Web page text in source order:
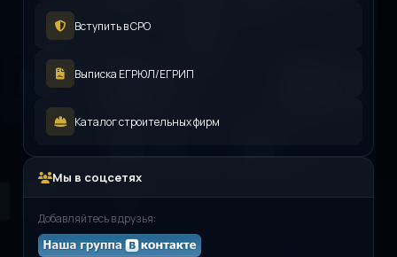
Вступить в СРО
Выписка ЕГРЮЛ/ЕГРИП
Каталог строительных фирм
Мы в соцсетях
Добавляйтесь в друзья: